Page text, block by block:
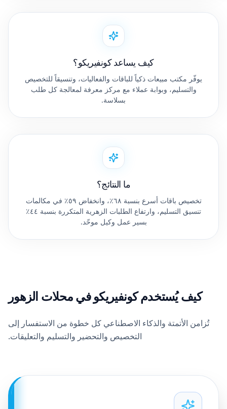
كيف يساعد كونفيريكو؟
يوفّر مكتب مبيعات ذكياً للباقات والفعاليات، وتنسيقاً للتخصيص
والتسليم، وبوابة عملاء مع مركز معرفة لمعالجة كل طلب
بسلاسة.
ما النتائج؟
تخصيص باقات أسرع بنسبة ٦٨٪، وانخفاض ٥٩٪ في مكالمات
تنسيق التسليم، وارتفاع الطلبات الزهرية المتكررة بنسبة ٤٤٪
بسير عمل وكيل موحّد.
كيف يُستخدم كونفيريكو في محلات الزهور
تُزامن الأتمتة والذكاء الاصطناعي كل خطوة من الاستفسار إلى
التخصيص والتحضير والتسليم والتعليقات.